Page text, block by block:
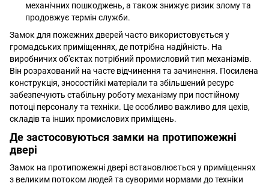
механічних пошкоджень, а також знижує ризик злому та
продовжує термін служби.
Замок для пожежних дверей часто використовується у
громадських приміщеннях, де потрібна надійність. На
виробничих об'єктах потрібний промисловий тип механізмів.
Він розрахований на часте відчинення та зачинення. Посилена
конструкція, зносостійкі матеріали та збільшений ресурс
забезпечують стабільну роботу механізму при постійному
потоці персоналу та техніки. Це особливо важливо для цехів,
складів та інших промислових приміщень.
Де застосовуються замки на протипожежні
двері
Замок на протипожежні двері встановлюється у приміщеннях
з великим потоком людей та суворими нормами до техніки